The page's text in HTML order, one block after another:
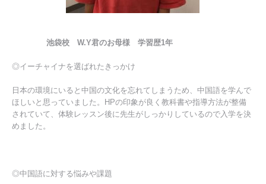
池袋校 W.Y君のお母様 学習歴1年
◎イーチャイナを選ばれたきっかけ
日本の環境にいると中国の文化を忘れてしまうため、中国語を学んで
ほしいと思っていました。HPの印象が良く教科書や指導方法が整備
されていて、体験レッスン後に先生がしっかりしているので入学を決
めました。
◎中国語に対する悩みや課題